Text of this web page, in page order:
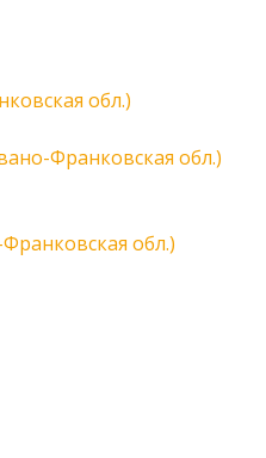
обл.)
Франковская обл.)
обл.)